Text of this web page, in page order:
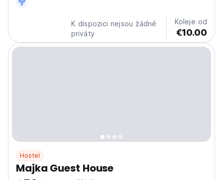
K dispozici nejsou žádné
priváty
Koleje od
€10.00
Hostel
Majka Guest House